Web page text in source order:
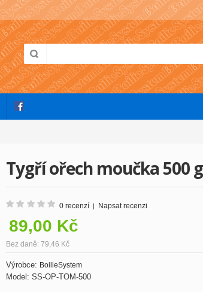
Tygří ořech moučka 500 g
0 recenzí | Napsat recenzi
89,00 Kč
Bez daně: 79,46 Kč
Výrobce: BoilieSystem
Model: SS-OP-TOM-500